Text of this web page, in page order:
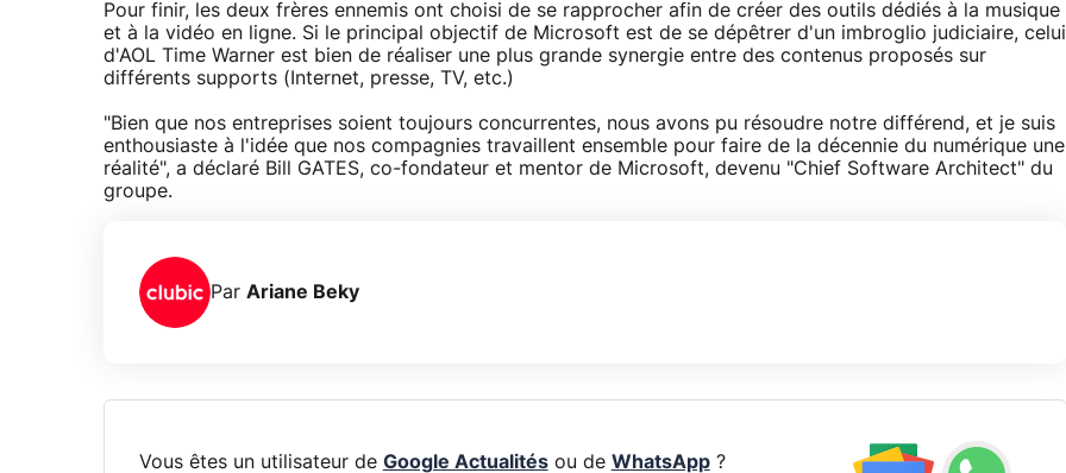
Pour finir, les deux frères ennemis ont choisi de se rapprocher afin de créer des outils dédiés à la musique
et à la vidéo en ligne. Si le principal objectif de Microsoft est de se dépêtrer d'un imbroglio judiciaire, celui
d'AOL Time Warner est bien de réaliser une plus grande synergie entre des contenus proposés sur
différents supports (Internet, presse, TV, etc.)
"Bien que nos entreprises soient toujours concurrentes, nous avons pu résoudre notre différend, et je suis
enthousiaste à l'idée que nos compagnies travaillent ensemble pour faire de la décennie du numérique une
réalité", a déclaré Bill GATES, co-fondateur et mentor de Microsoft, devenu "Chief Software Architect" du
groupe.
Par Ariane Beky
Vous êtes un utilisateur de Google Actualitésou de WhatsApp?